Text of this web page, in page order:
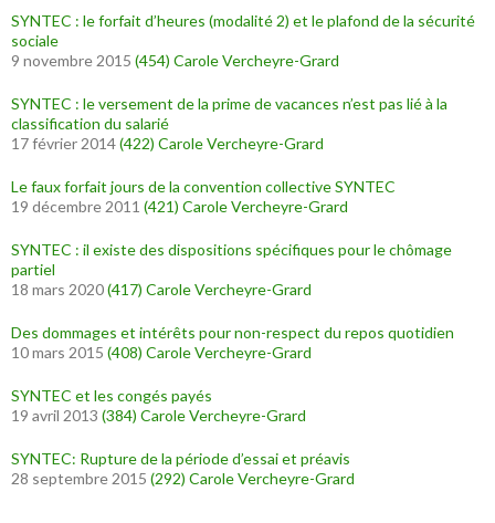
SYNTEC : le forfait d’heures (modalité 2) et le plafond de la sécurité
sociale
9 novembre 2015 (454) Carole Vercheyre-Grard
SYNTEC : le versement de la prime de vacances n’est pas lié à la
classification du salarié
17 février 2014(422) Carole Vercheyre-Grard
Le faux forfait jours de la convention collective SYNTEC
19 décembre 2011 (421) Carole Vercheyre-Grard
SYNTEC : il existe des dispositions spécifiques pour le chômage
partiel
18 mars 2020(417) Carole Vercheyre-Grard
Des dommages et intérêts pour non-respect du repos quotidien
10 mars 2015 (408) Carole Vercheyre-Grard
SYNTEC et les congés payés
19 avril 2013 (384) Carole Vercheyre-Grard
SYNTEC: Rupture de la période d’essai et préavis
28 septembre 2015 (292) Carole Vercheyre-Grard